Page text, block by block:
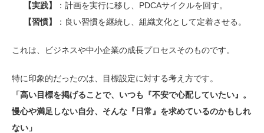
【実践】
：計画を実行に移し、PDCAサイクルを回す。
【習慣】
：良い習慣を継続し、組織文化として定着させる。
これは、ビジネスや中小企業の成長プロセスそのものです。
特に印象的だったのは、目標設定に対する考え方です。
「高い目標を掲げることで、いつも『不安で心配していたい』。
慢心や満足しない自分、そんな『日常』を求めているのかもしれ
ない」